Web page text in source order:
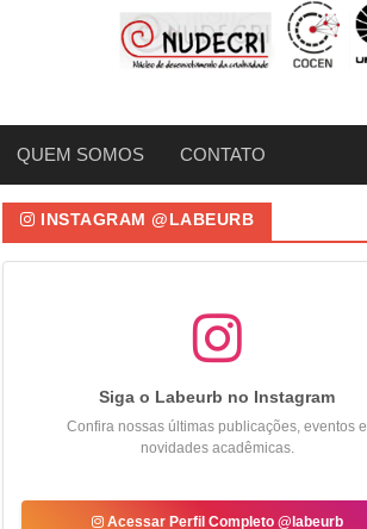
QUEM SOMOS CONTATO
INSTAGRAM @LABEURB
Siga o Labeurb no Instagram
Confira nossas últimas publicações, eventos e
novidades acadêmicas.
Acessar Perfil Completo @labeurb